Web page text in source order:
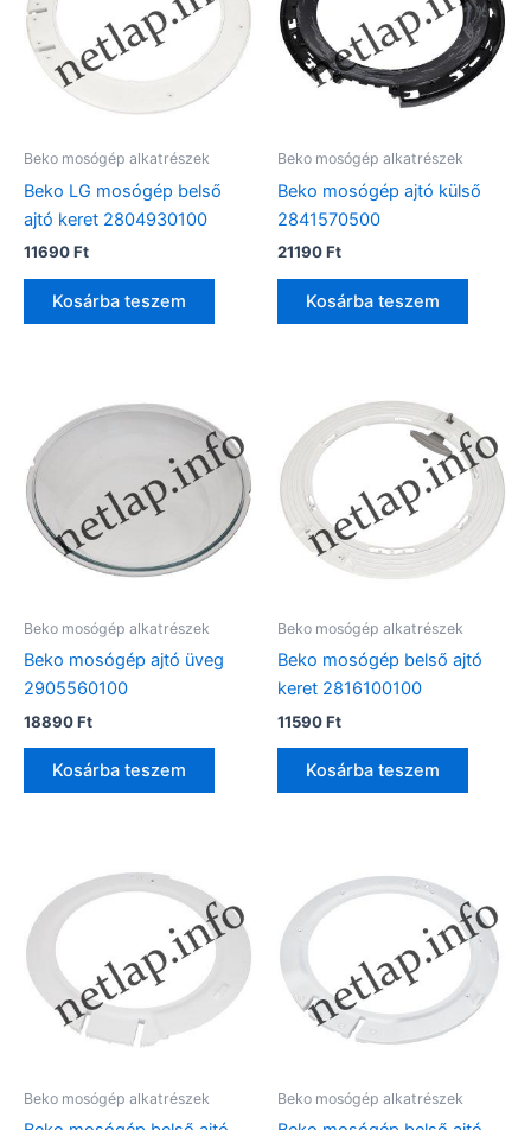
Beko mosógép alkatrészek
Beko LG mosógép belső
ajtó keret 2804930100
11690Ft
Kosárba teszem
Beko mosógép alkatrészek
Beko mosógép ajtó külső
2841570500
21190Ft
Kosárba teszem
Beko mosógép alkatrészek
Beko mosógép ajtó üveg
2905560100
18890Ft
Kosárba teszem
Beko mosógép alkatrészek
Beko mosógép belső ajtó
keret 2816100100
11590Ft
Kosárba teszem
Beko mosógép alkatrészek Beko mosógép alkatrészek